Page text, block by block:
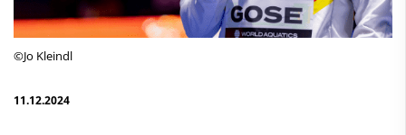
©Jo Kleindl
11.12.2024